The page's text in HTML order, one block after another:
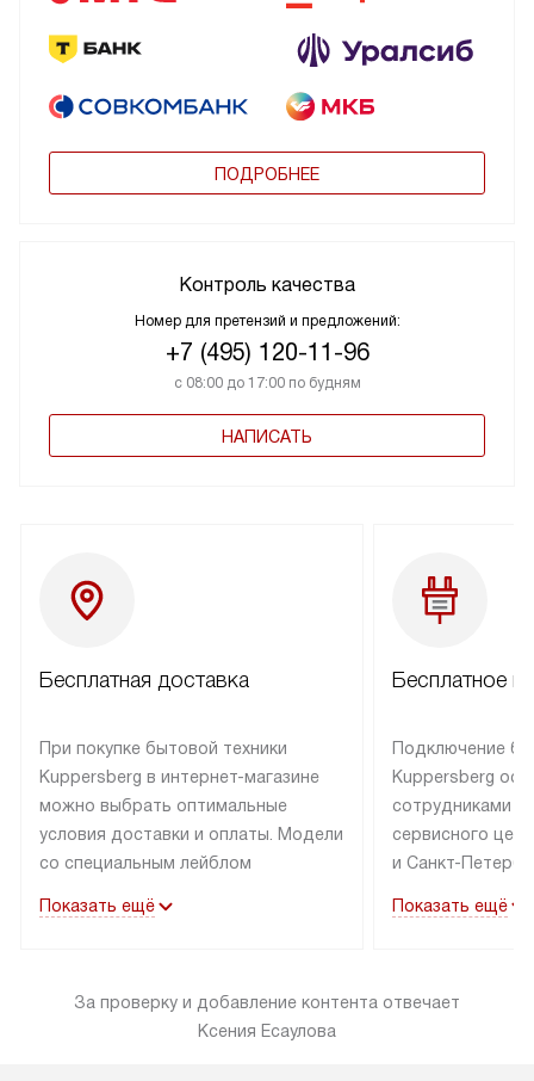
ПОДРОБНЕЕ
Контроль качества
Номер для претензий и предложений:
+7 (495) 120-11-96
с 08:00 до 17:00 по будням
НАПИСАТЬ
Бесплатная доставка
При покупке бытовой техники
Kuppersberg в интернет-магазине
можно выбрать оптимальные
условия доставки и оплаты. Модели
со специальным лейблом
в пределах МКАД до подъезда,
«в наличии» может быть отправлен
покупателю в течение трех дней.
Показать ещё
Бесплатное
Подключение
Kuppersberg
сотрудниками
сервисного
и Санкт-
подключается к
за пределы
Показать ещё
За проверку и добавление контента отвечает
Ксения Есаулова